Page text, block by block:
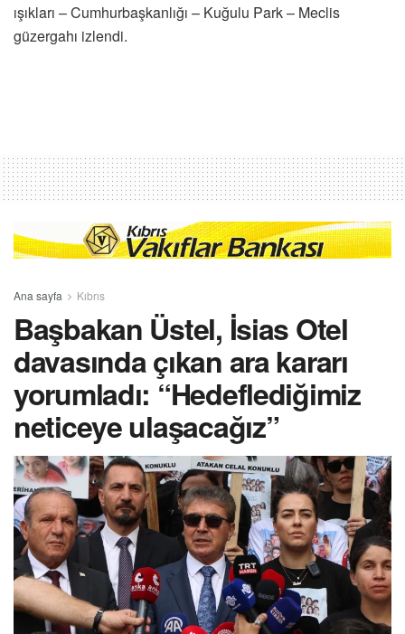
ışıkları – Cumhurbaşkanlığı – Kuğulu Park – Meclis
güzergahı izlendi.
Ana sayfa Kıbrıs
Başbakan Üstel, İsias Otel
davasında çıkan ara kararı
yorumladı: “Hedeflediğimiz
neticeye ulaşacağız”